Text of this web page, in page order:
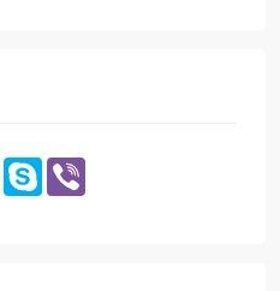
Message
Skype